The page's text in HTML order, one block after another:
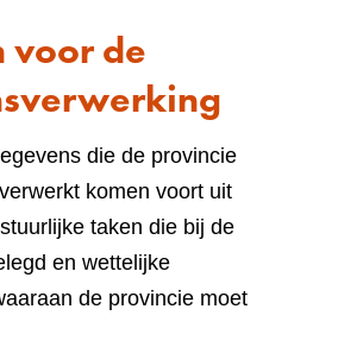
voor de
die de provincie
komen voort uit
taken die bij de
en wettelijke
de provincie moet